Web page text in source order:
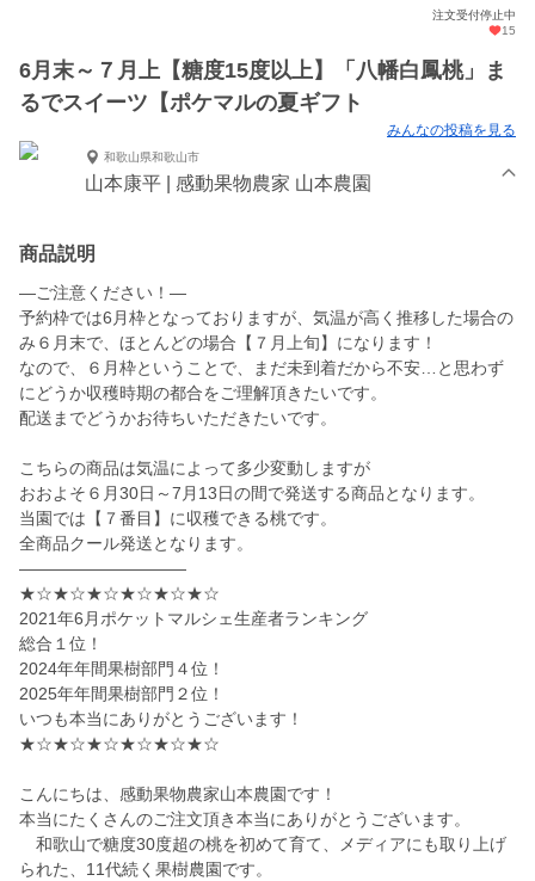
注文受付停止中
15
6月末～７月上【糖度15度以上】「八幡白鳳桃」ま
るでスイーツ【ポケマルの夏ギフト
みんなの投稿を見る
和歌山県和歌山市
山本康平 | 感動果物農家 山本農園
商品説明
—ご注意ください！—
予約枠では6月枠となっておりますが、気温が高く推移した場合の
み６月末で、ほとんどの場合【７月上旬】になります！
なので、６月枠ということで、まだ未到着だから不安…と思わず
にどうか収穫時期の都合をご理解頂きたいです。
配送までどうかお待ちいただきたいです。
こちらの商品は気温によって多少変動しますが
おおよそ６月30日～7月13日の間で発送する商品となります。
当園では【７番目】に収穫できる桃です。
全商品クール発送となります。
——————————
★☆★☆★☆★☆★☆★☆
2021年6月ポケットマルシェ生産者ランキング
総合１位！
2024年年間果樹部門４位！
2025年年間果樹部門２位！
いつも本当にありがとうございます！
★☆★☆★☆★☆★☆★☆
こんにちは、感動果物農家山本農園です！
本当にたくさんのご注文頂き本当にありがとうございます。
和歌山で糖度30度超の桃を初めて育て、メディアにも取り上げ
られた、11代続く果樹農園です。